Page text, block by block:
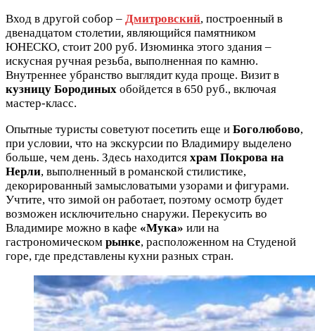
Вход в другой собор – Дмитровский, построенный в
двенадцатом столетии, являющийся памятником
ЮНЕСКО, стоит 200 руб. Изюминка этого здания –
искусная ручная резьба, выполненная по камню.
Внутреннее убранство выглядит куда проще. Визит в
кузницу Бородиных обойдется в 650 руб., включая
мастер-класс.
Опытные туристы советуют посетить еще и Боголюбово,
при условии, что на экскурсии по Владимиру выделено
больше, чем день. Здесь находится храм Покрова на
Нерли, выполненный в романской стилистике,
декорированный замысловатыми узорами и фигурами.
Учтите, что зимой он работает, поэтому осмотр будет
возможен исключительно снаружи. Перекусить во
Владимире можно в кафе «Мука» или на
гастрономическом рынке, расположенном на Студеной
горе, где представлены кухни разных стран.